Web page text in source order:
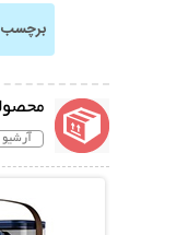
برچسب
آرشیو